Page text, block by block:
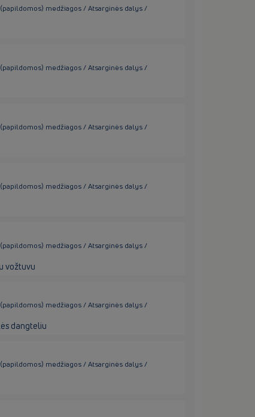
medžiagos / Atsarginės dalys /
medžiagos / Atsarginės dalys /
medžiagos / Atsarginės dalys /
medžiagos / Atsarginės dalys /
medžiagos / Atsarginės dalys /
vožtuvu
medžiagos / Atsarginės dalys /
dangteliu
medžiagos / Atsarginės dalys /